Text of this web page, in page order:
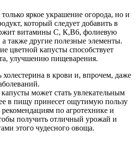
яркое украшение огорода, но и
который следует добавить в
витамины С, К,В6, фолиевую
а также другие полезные элементы.
цветной капусты способствует
улучшению пищеварения.
в крови и, впрочем, даже
может стать увлекательным
в пищу принесет ощутимую пользу
рекомендациям по агротехнике и
получить отличный урожай и
этого чудесного овоща.